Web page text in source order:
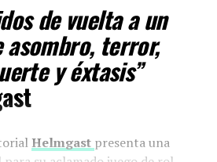
de vuelta a un
asombro, terror,
y éxtasis”
Helmgast presenta una